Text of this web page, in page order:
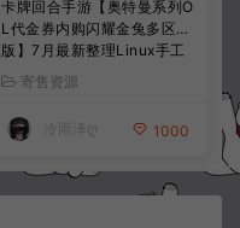
卡牌回合手游【奥特曼系列O
L代金券内购闪耀金兔多区
版】7月最新整理Linux手工
服务端+加解密工具+CDK授
权后台+安卓+详细搭建教程
+视频教程
寄售资源
冷雨泽ღ 1000